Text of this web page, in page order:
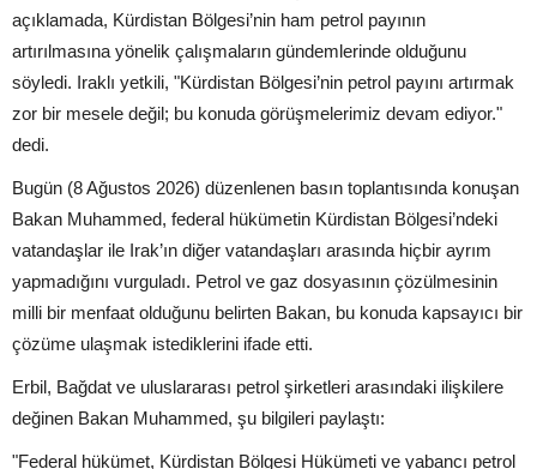
açıklamada, Kürdistan Bölgesi’nin ham petrol payının
artırılmasına yönelik çalışmaların gündemlerinde olduğunu
söyledi. Iraklı yetkili, "Kürdistan Bölgesi’nin petrol payını artırmak
zor bir mesele değil; bu konuda görüşmelerimiz devam ediyor."
dedi.
Bugün (8 Ağustos 2026) düzenlenen basın toplantısında konuşan
Bakan Muhammed, federal hükümetin Kürdistan Bölgesi’ndeki
vatandaşlar ile Irak’ın diğer vatandaşları arasında hiçbir ayrım
yapmadığını vurguladı. Petrol ve gaz dosyasının çözülmesinin
milli bir menfaat olduğunu belirten Bakan, bu konuda kapsayıcı bir
çözüme ulaşmak istediklerini ifade etti.
Erbil, Bağdat ve uluslararası petrol şirketleri arasındaki ilişkilere
değinen Bakan Muhammed, şu bilgileri paylaştı:
"Federal hükümet, Kürdistan Bölgesi Hükümeti ve yabancı petrol